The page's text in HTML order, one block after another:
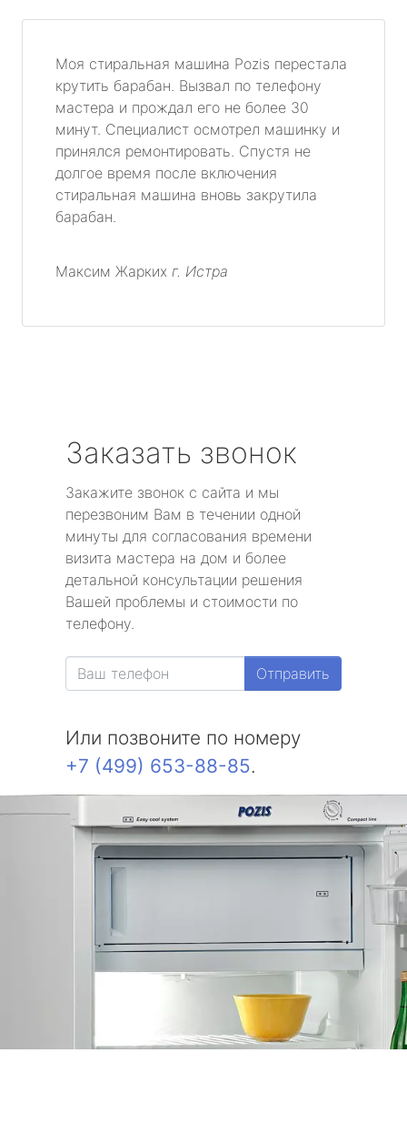
Моя стиральная машина Pozis перестала
крутить барабан. Вызвал по телефону
мастера и прождал его не более 30
минут. Специалист осмотрел машинку и
принялся ремонтировать. Спустя не
долгое время после включения
стиральная машина вновь закрутила
барабан.
Максим Жарких г. Истра
Заказать звонок
Закажите звонок с сайта и мы
перезвоним Вам в течении одной
минуты для согласования времени
визита мастера на дом и более
детальной консультации решения
Вашей проблемы и стоимости по
телефону.
Отправить
Или позвоните по номеру
+7 (499) 653-88-85.